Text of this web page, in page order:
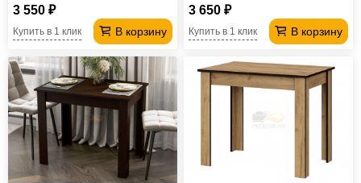
3 550 ₽
В корзину
Купить в 1 клик
3 650 ₽
В корзину
Купить в 1 клик